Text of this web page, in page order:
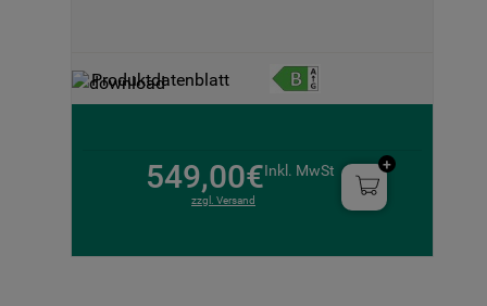
Produktdatenblatt
549,00€Inkl. MwSt
zzgl. Versand